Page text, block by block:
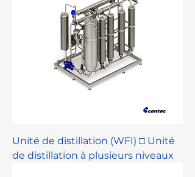
Unité de distillation (WFI) □ Unité
de distillation à plusieurs niveaux